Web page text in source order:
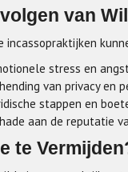
van
incassopraktijken
stress en
van privacy en
stappen en
aan de reputatie
te